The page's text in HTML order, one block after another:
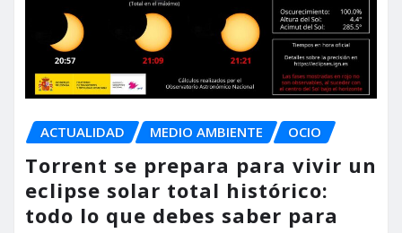
ACTUALIDAD MEDIO AMBIENTE OCIO
Torrent se prepara para vivir un
eclipse solar total histórico:
todo lo que debes saber para